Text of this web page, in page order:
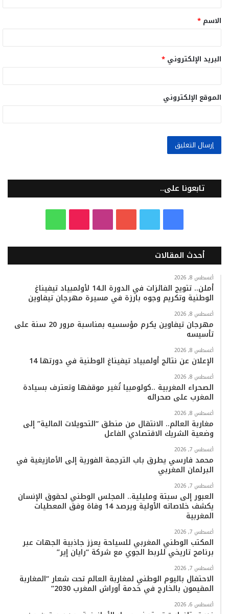
ق
*
الاسم *
البريد الإلكتروني *
الموقع الإلكتروني
تابعونا على..
س
و
ك
ي
ر
ت
و
ب
س
ق
ر
م
k
o
k
ت
ا
ب
أحدث المقالات
أغسطس 8, 2026
أملن.. تتويج الفائزات في الدورة الـ14 لأولمبياد تيفيناغ
الوطنية وتكريم وجوه بارزة في مسيرة مهرجان تيفاوين
أغسطس 8, 2026
مهرجان تيفاوين يكرم مؤسسيه بمناسبة مرور 20 سنة على
تأسيسه
أغسطس 8, 2026
الإعلان عن نتائج أولمبياد تيفيناغ الوطنية في دورتها 14
أغسطس 8, 2026
الصحراء المغربية ..كولومبيا تُغير موقفها وتعترف بسيادة
المغرب على صحرائه
أغسطس 8, 2026
مغاربة العالم.. الانتقال من منطق “التحويلات المالية” إلى
وضعية الشريك الاقتصادي الفاعل
أغسطس 7, 2026
محمد فارسي يطرق باب الترجمة الفورية إلى الأمازيغية في
البرلمان المغربي
أغسطس 7, 2026
العبور إلى سبتة ومليلية.. المجلس الوطني لحقوق الإنسان
يكشف خلاصاته الأولية ويرصد 14 وفاة وفق المعطيات
المغربية
أغسطس 7, 2026
المكتب الوطني المغربي للسياحة يعزز جاذبية الجهات عبر
برنامج تاريخي للربط الجوي مع شركة “رايان إير”
أغسطس 7, 2026
الاحتفال باليوم الوطني لمغاربة العالم تحت شعار “المغاربة
المقيمون بالخارج في خدمة أوراش المغرب 2030”
أغسطس 6, 2026